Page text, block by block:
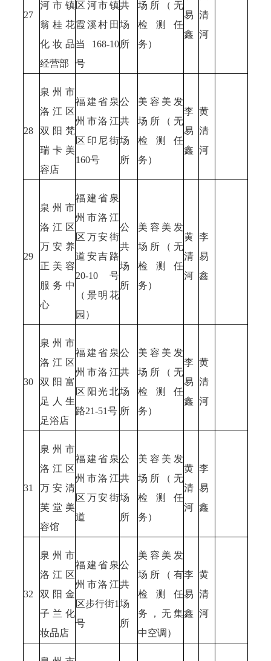
27
河市镇
翁桂花
化妆品
经营部
区河市镇
霞溪村田
当168-10
号
共
场
所
场所（无
检测任
务）
易
鑫
清
河
28
泉州市
洛江区
双阳梵
瑞卡美
容店
福建省泉
州市洛江
区印尼街
160号
公
共
场
所
美容美发
场所（无
检测任
务）
李
易
鑫
黄
清
河
29
泉州市
洛江区
万安养
正美容
服务中
心
福建省泉
州市洛江
区万安街
道安吉路
20-10号
（景明花
园）
公
共
场
所
美容美发
场所（无
检测任
务）
黄
清
河
李
易
鑫
30
泉州市
洛江区
双阳富
足人生
足浴店
福建省泉
州市洛江
区阳光北
路21-51号
公
共
场
所
美容美发
场所（无
检测任
务）
李
易
鑫
黄
清
河
31
泉州市
洛江区
万安清
芙堂美
容馆
福建省泉
州市洛江
区万安街
道
公
共
场
所
美容美发
场所（无
检测任
务）
黄
清
河
李
易
鑫
32
泉州市
洛江区
双阳金
子兰化
妆品店
福建省泉
州市洛江
区步行街1
号
公
共
场
所
美容美发
场所（有
检测任
务，无集
中空调）
李
易
鑫
黄
清
河